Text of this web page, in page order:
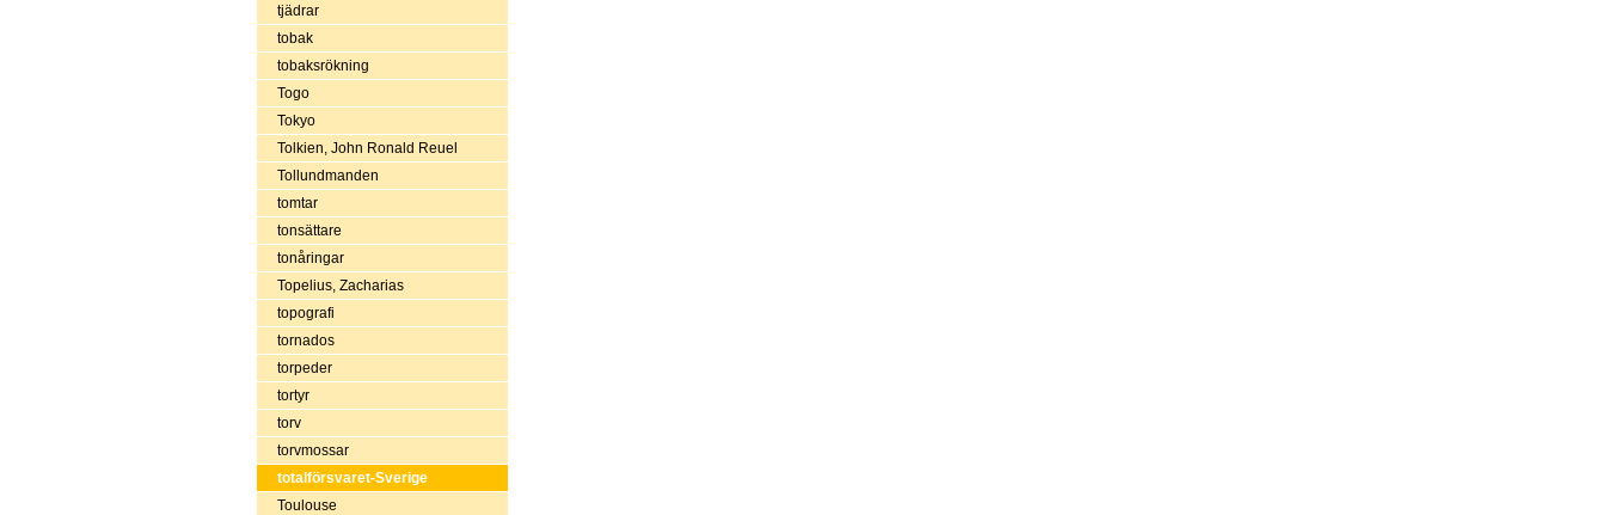
tjädrar
tobak
tobaksrökning
Togo
Tokyo
Tolkien, John Ronald Reuel
Tollundmanden
tomtar
tonsättare
tonåringar
Topelius, Zacharias
topografi
tornados
torpeder
tortyr
torv
torvmossar
totalförsvaret-Sverige
Toulouse